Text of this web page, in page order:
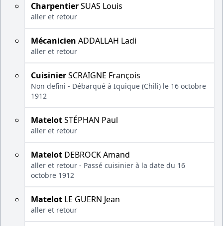
CharpentierSUAS Louis
aller et retour
Mécanicien ADDALLAH Ladi
aller et retour
CuisinierSCRAIGNE François
Non defini - Débarqué à Iquique (Chili) le 16 octobre
1912
MatelotSTÉPHAN Paul
aller et retour
Matelot DEBROCK Amand
aller et retour - Passé cuisinier à la date du 16
octobre 1912
Matelot LE GUERN Jean
aller et retour